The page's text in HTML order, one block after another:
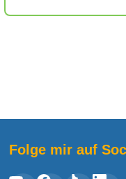
Folge mir auf